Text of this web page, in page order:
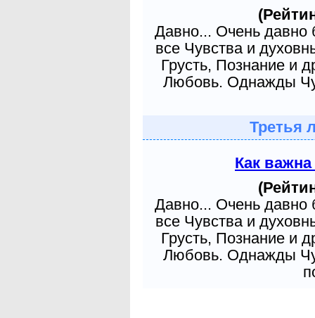
Давно... Очень давно
все Чувства и
Грусть, Познание и
Любовь. Однажды
Третья
Как
Давно... Очень давно
все Чувства и
Грусть, Познание и
Любовь. Однажды